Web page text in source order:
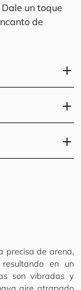
un toque
de
add
add
add
precisa de arena,
en un
son vibradas y